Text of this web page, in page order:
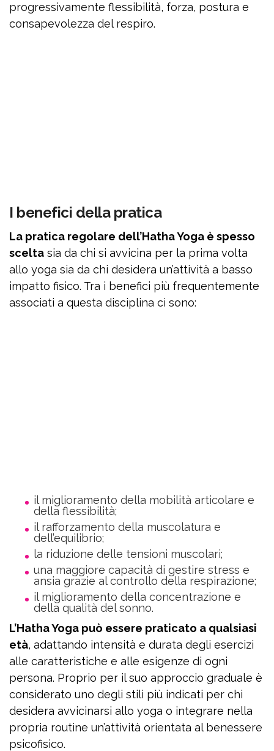
progressivamente flessibilità, forza, postura e
consapevolezza del respiro.
I benefici della pratica
La pratica regolare dell’Hatha Yoga è spesso
scelta sia da chi si avvicina per la prima volta
allo yoga sia da chi desidera un’attività a basso
impatto fisico. Tra i benefici più frequentemente
associati a questa disciplina ci sono:
il miglioramento della mobilità articolare e
della flessibilità;
il rafforzamento della muscolatura e
dell’equilibrio;
la riduzione delle tensioni muscolari;
una maggiore capacità di gestire stress e
ansia grazie al controllo della respirazione;
il miglioramento della concentrazione e
della qualità del sonno.
L’Hatha Yoga può essere praticato a qualsiasi
età, adattando intensità e durata degli esercizi
alle caratteristiche e alle esigenze di ogni
persona. Proprio per il suo approccio graduale è
considerato uno degli stili più indicati per chi
desidera avvicinarsi allo yoga o integrare nella
propria routine un’attività orientata al benessere
psicofisico.